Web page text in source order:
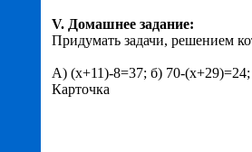
V. Домашнее задание:
Придумать задачи, решением
А) (х+11)-8=37; б) 70-
Карточка